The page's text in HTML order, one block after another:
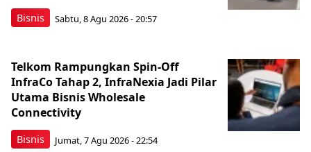
Bisnis Sabtu, 8 Agu 2026 - 20:57
Bisnis
Telkom Rampungkan Spin-Off
InfraCo Tahap 2, InfraNexia Jadi Pilar
Utama Bisnis Wholesale
Connectivity
Jumat, 7 Agu 2026 - 22:54